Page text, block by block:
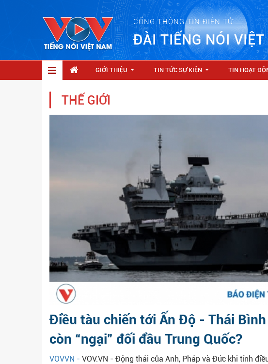
CỔNG THÔNG TIN ĐIỆN TỬ
ĐÀI TIẾNG NÓI
GIỚI THIỆU TIN TỨC SỰ KIỆN TIN HOẠT
THẾ GIỚI
Điều tàu chiến tới Ấn Độ - Thái
còn “ngại” đối đầu Trung Quốc?
VOVVN - VOV.VN - Động thái của Anh, Pháp và Đức khi tính